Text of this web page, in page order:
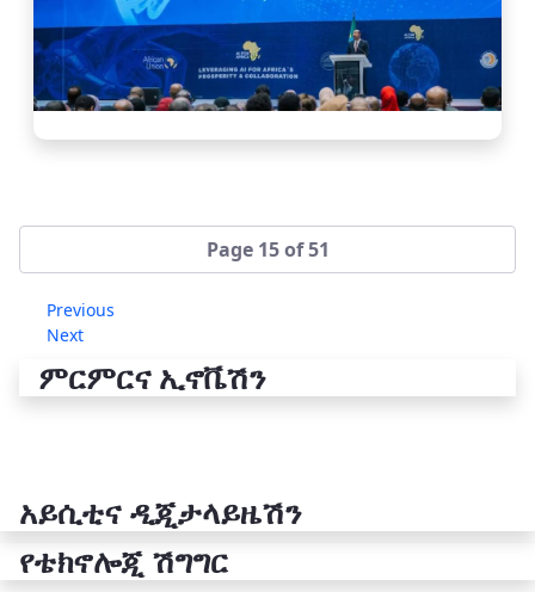
Page 15 of 51
Previous
Next
ምርምርና ኢኖቬሽን
አይሲቲና ዲጂታላይዜሽን
የቴክኖሎጂ ሽግግር